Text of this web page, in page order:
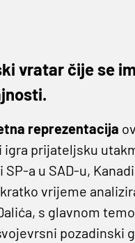
vratar čije se
reprezentacija
igra prijateljsku
SP-a u SAD-u,
vrijeme
s glavnom
pozadinski